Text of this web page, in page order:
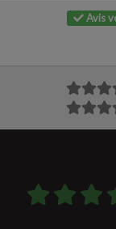
Avis